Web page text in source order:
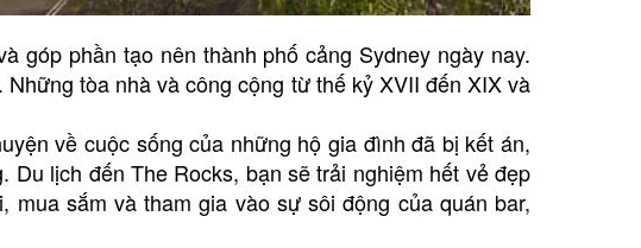
góp phần tạo nên thành phố cảng Sydney ngày nay.
tòa nhà và công cộng từ thế kỷ XVII đến XIX và
về cuộc sống của những hộ gia đình đã bị kết án,
lịch đến The Rocks, bạn sẽ trải nghiệm hết vẻ đẹp
sắm và tham gia vào sự sôi động của quán bar,